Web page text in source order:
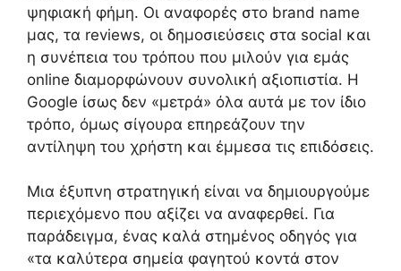
ψηφιακή φήμη. Οι αναφορές στο brand name
μας, τα reviews, οι δημοσιεύσεις στα social και
η συνέπεια του τρόπου που μιλούν για εμάς
online διαμορφώνουν συνολική αξιοπιστία. Η
Google ίσως δεν «μετρά» όλα αυτά με τον ίδιο
τρόπο, όμως σίγουρα επηρεάζουν την
αντίληψη του χρήστη και έμμεσα τις επιδόσεις.
Μια έξυπνη στρατηγική είναι να δημιουργούμε
περιεχόμενο που αξίζει να αναφερθεί. Για
παράδειγμα, ένας καλά στημένος οδηγός για
«τα καλύτερα σημεία φαγητού κοντά στον